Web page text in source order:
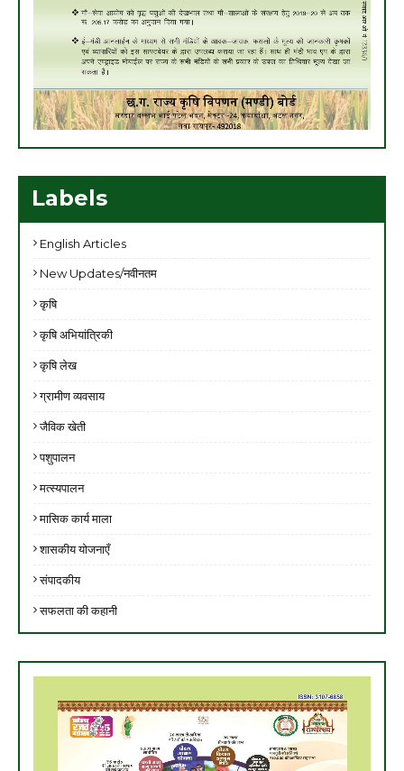
Labels
English Articles
New Updates/नवीनतम
कृषि
कृषि अभियांत्रिकी
कृषि लेख
ग्रामीण व्यवसाय
जैविक खेती
पशुपालन
मत्स्यपालन
मासिक कार्य माला
शासकीय योजनाएँ
संपादकीय
सफलता की कहानी